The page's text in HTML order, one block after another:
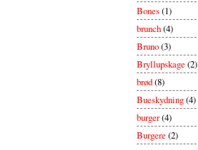
Bones(1)
brunch(4)
Bruno(3)
Bryllupskage(2)
brød(8)
Bueskydning(4)
burger(4)
Burgere(2)